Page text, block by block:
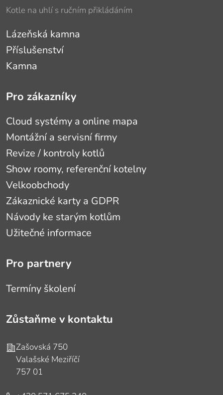
Kotle na uhlí s ručním přikládáním
Lázeňská kamna
Příslušenství
Kamna
Pro zákazníky
Cloud systémy a online mapa
Montážní a servisní firmy
Revize / kontroly kotlů
Show roomy, referenční kotelny
Velkoobchody
Zákaznické karty a GDPR
Návody ke starým kotlům
Užitečné informace
Pro partnery
Termíny školení
Zůstaňme v kontaktu
Adresa
Zašovská 750
Valašské Meziříčí
757 01